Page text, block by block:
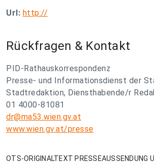
Url: http://
Rückfragen & Kontakt
PID-Rathauskorrespondenz
Presse- und Informationsdienst der
Stadtredaktion, Diensthabende/r
01 4000-81081
dr@ma53.wien.gv.at
www.wien.gv.at/presse
OTS-ORIGINALTEXT PRESSEAUSSENDUNG